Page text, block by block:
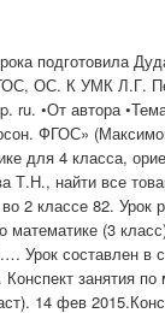
подготовила
ОС. К УМК Л.Г.
ru. •От автора
ФГОС»
для 4 класса,
Т.Н., найти все
2 классе 82. Урок
математике (3
Урок составлен
занятия
14 фев